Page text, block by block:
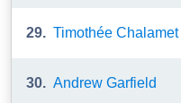
29. Timothée Chalamet
30. Andrew Garfield